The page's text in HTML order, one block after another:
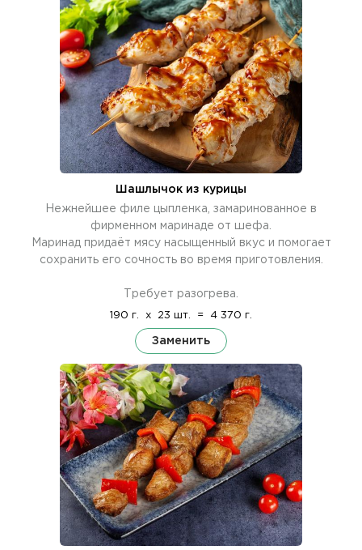
Шашлычок из курицы
Нежнейшее филе цыпленка, замаринованное в
фирменном маринаде от шефа.
Маринад придаёт мясу насыщенный вкус и помогает
сохранить его сочность во время приготовления.
Требует разогрева.
190 г. x 23 шт. = 4 370 г.
Заменить